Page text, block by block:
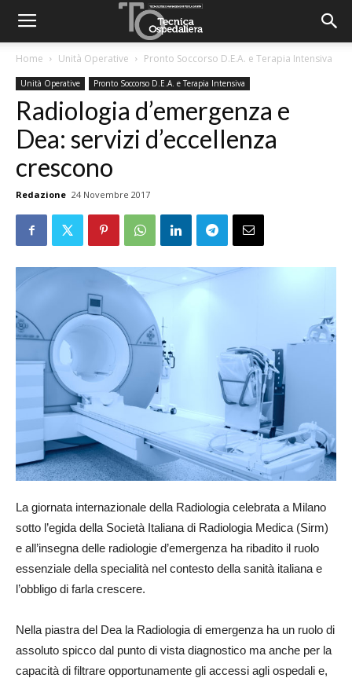
Home Unità Operative Pronto Soccorso D.E.A. e Terapia Intensiva
Unità Operative Pronto Soccorso D.E.A. e Terapia Intensiva
Radiologia d’emergenza e
Dea: servizi d’eccellenza
crescono
Redazione 24 Novembre 2017
La giornata internazionale della Radiologia celebrata a Milano
sotto l’egida della Società Italiana di Radiologia Medica (Sirm)
e all’insegna delle radiologie d’emergenza ha ribadito il ruolo
essenziale della specialità nel contesto della sanità italiana e
l’obbligo di farla crescere.
Nella piastra del Dea la Radiologia di emergenza ha un ruolo di
assoluto spicco dal punto di vista diagnostico ma anche per la
capacità di filtrare opportunamente gli accessi agli ospedali e,